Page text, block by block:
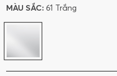
MÀU SẮC: 61 Trắng